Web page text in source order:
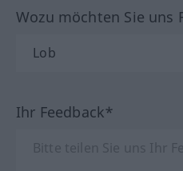
Wozu möchten Sie uns
Ihr Feedback*